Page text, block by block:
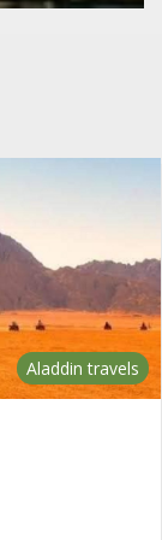
Aladdin travels